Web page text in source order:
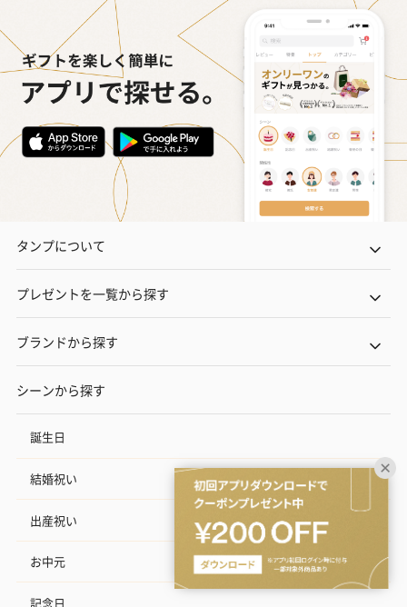
タンプについて
プレゼントを一覧から探す
ブランドから探す
シーンから探す
誕生日
結婚祝い
出産祝い
お中元
記念日